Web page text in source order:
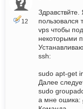
12
Здравствйте.
пользовался
vps чтобы
некоторыми
ssh:
sudo apt-get
Далее
sudo
а мне ошика: